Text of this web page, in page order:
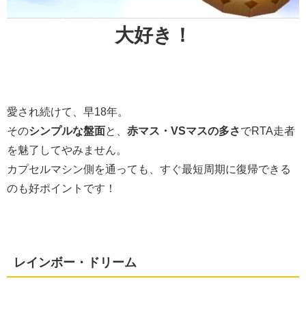
大好き！
愛され続けて、早18年。
そのシンプルな盤面と、 赤マス・VSマスの多さでRTA走者
を魅了してやみません。
カプセルマシン側を通っても、すぐ最短周期に復帰できる
のも好ポイントです！
レインボー・ドリーム